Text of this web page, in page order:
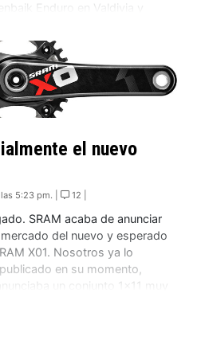
Enduro en Valdivia y
el nuevo
5:23 pm. | 12 |
SRAM acaba de anunciar
del nuevo y esperado
X01. Nosotros ya lo
en su momento,
un conjunto 1×11 muy